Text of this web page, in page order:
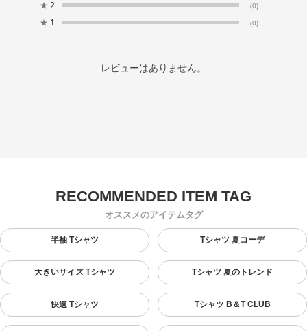
★ 2 (0)
★ 1 (0)
レビューはありません。
オススメのアイテムタグ
半袖 Tシャツ Tシャツ 夏コーデ
大きいサイズ Tシャツ Tシャツ 夏のトレンド
快適 Tシャツ Tシャツ B＆T CLUB